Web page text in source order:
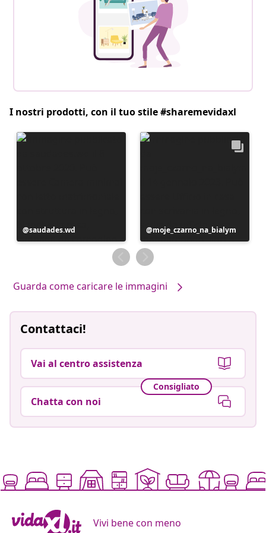
I nostri prodotti, con il tuo stile #sharemevidaxl
Post
pubblicato
saudades.wd
Post
pubblicato
da
moje_czarno_na_bialym
Guarda come caricare le immagini
Contattaci!
Vai al centro assistenza
Consigliato
Chatta con noi
Vivi bene con meno